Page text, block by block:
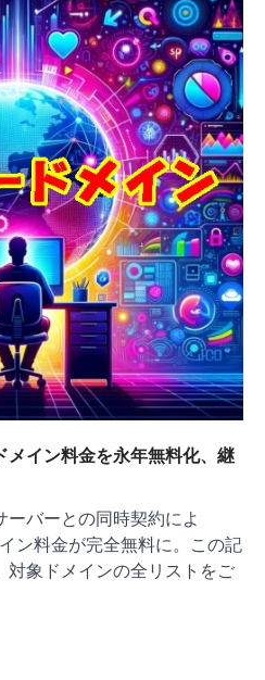
メイン料金を永年無料化、継
バーとの同時契約によ
ン料金が完全無料に。この記
対象ドメインの全リストをご